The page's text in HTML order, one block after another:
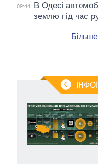
09:44
В Одесі
землю під час